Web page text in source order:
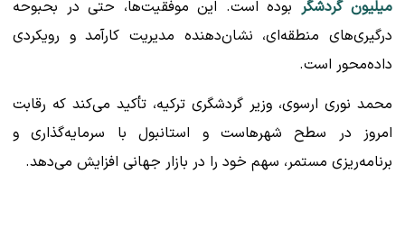
میلیون گردشگر بوده است. این موفقیت‌ها، حتی در بحبوحه
درگیری‌های منطقه‌ای، نشان‌دهنده مدیریت کارآمد و رویکردی
داده‌محور است.
محمد نوری ارسوی، وزیر گردشگری ترکیه، تأکید می‌کند که رقابت
امروز در سطح شهرهاست و استانبول با سرمایه‌گذاری و
برنامه‌ریزی مستمر، سهم خود را در بازار جهانی افزایش می‌دهد.